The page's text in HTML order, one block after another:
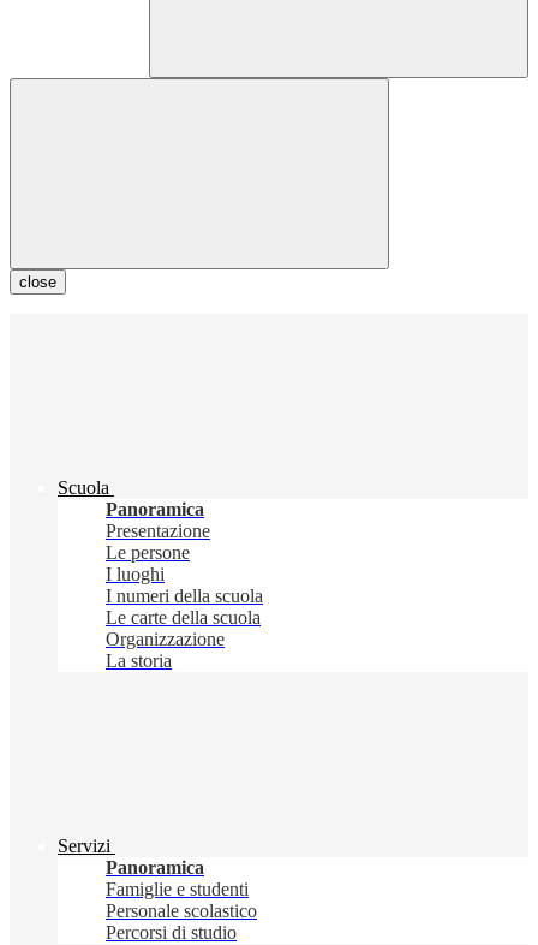
close
Scuola
Panoramica
Presentazione
Le persone
I luoghi
I numeri della scuola
Le carte della scuola
Organizzazione
La storia
Servizi
Panoramica
Famiglie e studenti
Personale scolastico
Percorsi di studio